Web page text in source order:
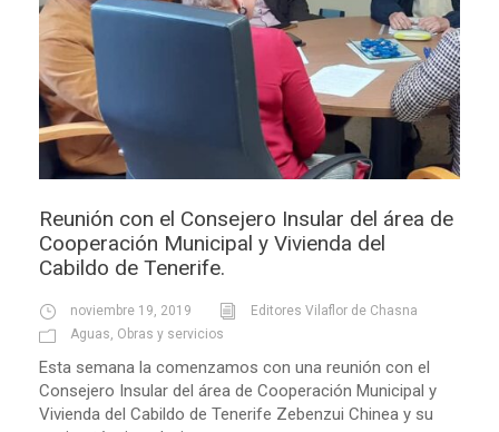
Reunión con el Consejero Insular del área de
Cooperación Municipal y Vivienda del
Cabildo de Tenerife.
noviembre 19, 2019
Editores Vilaflor de Chasna
Aguas, Obras y servicios
Esta semana la comenzamos con una reunión con el
Consejero Insular del área de Cooperación Municipal y
Vivienda del Cabildo de Tenerife Zebenzui Chinea y su